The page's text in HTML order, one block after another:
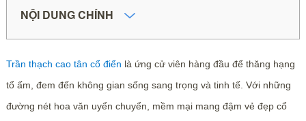
NỘI DUNG CHÍNH
Trần thạch cao tân cổ điển là ứng cử viên hàng đầu để thăng hạng
tổ ấm, đem đến không gian sống sang trọng và tinh tế. Với những
đường nét hoa văn uyển chuyển, mềm mại mang đậm vẻ đẹp cổ